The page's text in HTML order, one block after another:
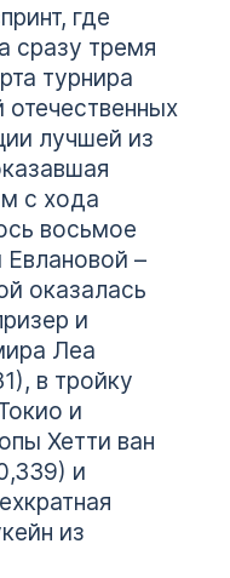
где
сразу тремя
турнира
лучшей из
с хода
восьмое
–
оказалась
и
Леа
в тройку
и
Хетти ван
и
из